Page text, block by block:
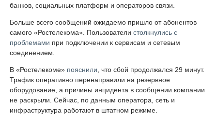
банков, социальных платформ и операторов связи.
Больше всего сообщений ожидаемо пришло от абонентов
самого «Ростелекома». Пользователи столкнулись с
проблемами при подключении к сервисам и сетевым
соединением.
В «Ростелекоме» пояснили, что сбой продолжался 29 минут.
Трафик оперативно перенаправили на резервное
оборудование, а причины инцидента в сообщении компании
не раскрыли. Сейчас, по данным оператора, сеть и
инфраструктура работают в штатном режиме.